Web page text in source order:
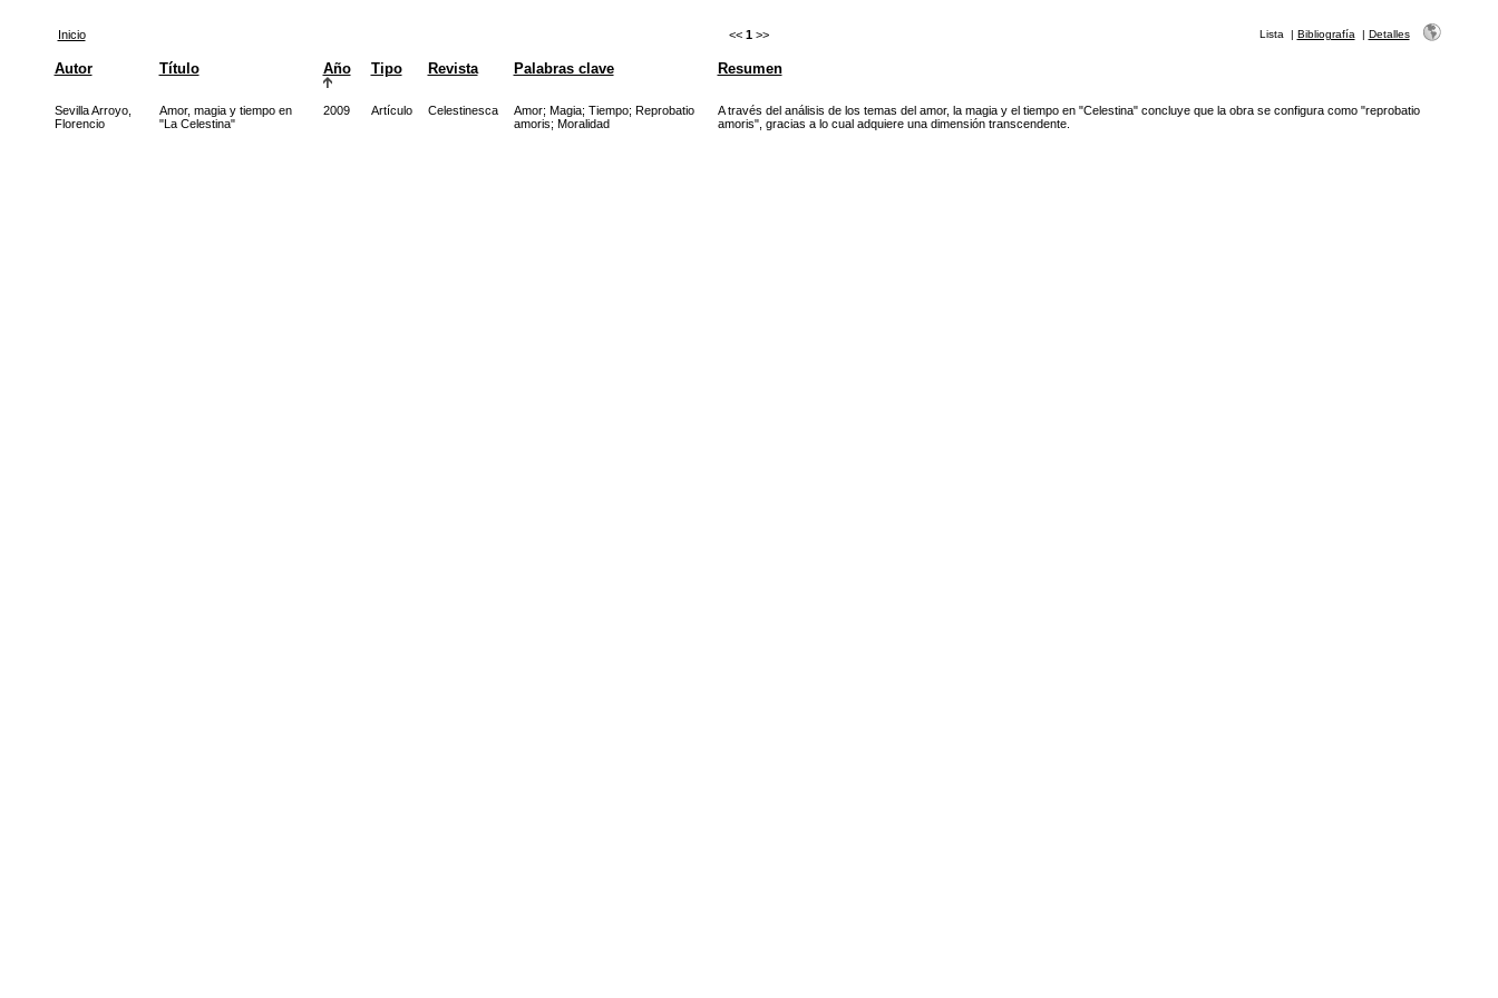
Inicio << 1 >> Lista | Bibliografía | Detalles
Autor Título Año Tipo Revista Palabras clave Resumen
Sevilla Arroyo,
Florencio
Amor, magia y tiempo en
"La Celestina"
2009 Artículo Celestinesca Amor; Magia; Tiempo; Reprobatio
amoris; Moralidad
A través del análisis de los temas del amor, la magia y el tiempo en "Celestina" concluye que la obra se configura como "reprobatio
amoris", gracias a lo cual adquiere una dimensión transcendente.